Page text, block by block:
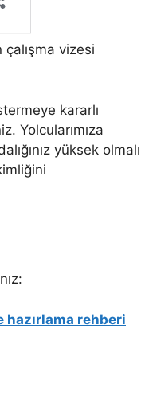
vizesi
kararlı
Yolcularımıza
yüksek olmalı
hazırlama rehberi